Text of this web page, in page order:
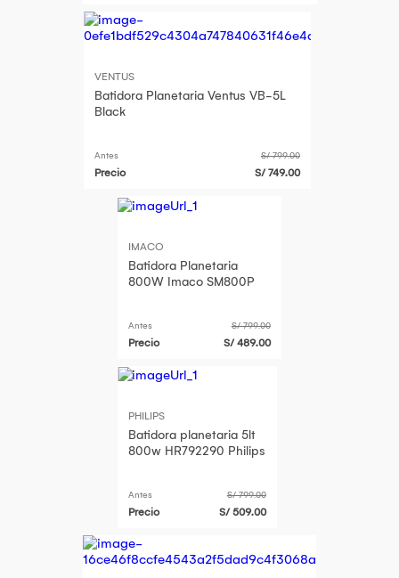
VENTUS
Batidora Planetaria Ventus VB-5L
Black
Antes S/ 799.00
Precio S/ 749.00
IMACO
Batidora Planetaria
800W Imaco SM800P
Antes S/ 799.00
Precio S/ 489.00
PHILIPS
Batidora planetaria 5lt
800w HR792290 Philips
Antes S/ 799.00
Precio S/ 509.00